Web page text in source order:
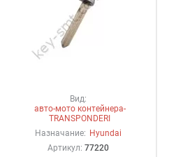
Вид:
авто-мото контейнера-
TRANSPONDERI
Назначание: Hyundai
Артикул: 77220